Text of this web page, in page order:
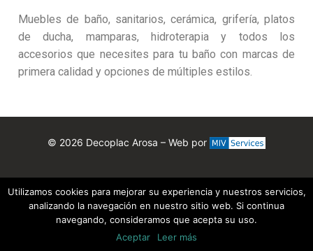
Muebles de baño, sanitarios, cerámica, grifería, platos
de ducha, mamparas, hidroterapia y todos los
accesorios que necesites para tu baño con marcas de
primera calidad y opciones de múltiples estilos.
© 2026 Decoplac Arosa – Web por
Utilizamos cookies para mejorar su experiencia y nuestros servicios,
analizando la navegación en nuestro sitio web. Si continua
navegando, consideramos que acepta su uso.
Aceptar
Leer más